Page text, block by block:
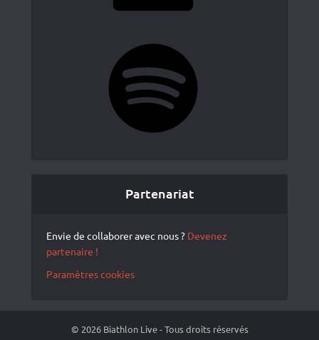
Partenariat
Envie de collaborer avec nous ? Devenez
partenaire !
Paramètres cookies
© 2026 Biathlon Live - Tous droits réservés